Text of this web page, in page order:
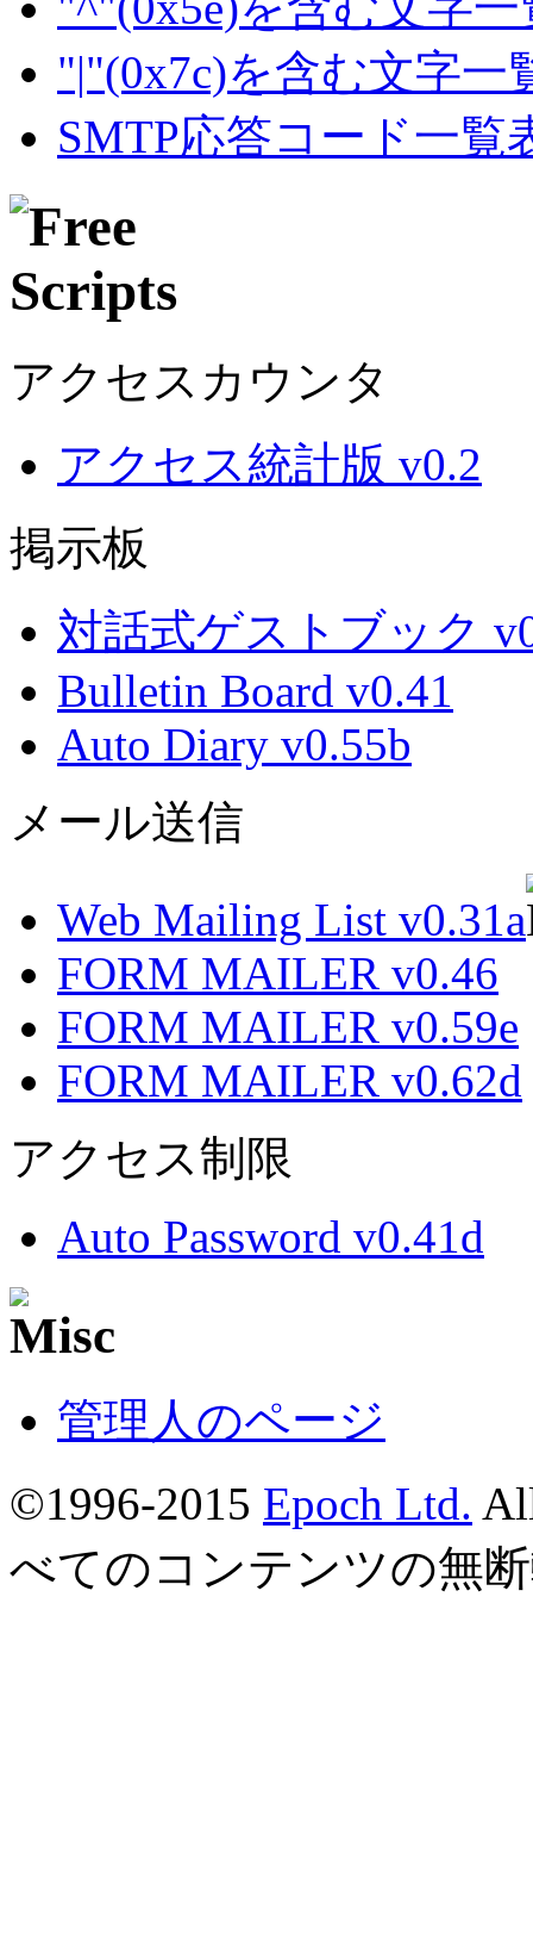
"|"(0x7c)を含む文字一
SMTP応答コード一覧
アクセスカウンタ
アクセス統計版 v0.2
掲示板
対話式ゲストブック
Bulletin Board v0.41
Auto Diary v0.55b
メール送信
Web Mailing List v0.31a
FORM MAILER v0.46
FORM MAILER v0.59e
FORM MAILER v0.62d
アクセス制限
Auto Password v0.41d
管理人のページ
©1996-2015 Epoch Ltd.
べてのコンテンツの無